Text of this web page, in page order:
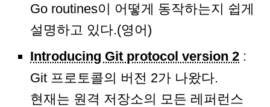
Go routines이 어떻게 동작하는지 쉽게
설명하고 있다.(영어)
Introducing Git protocol version 2 :
Git 프로토콜의 버전 2가 나왔다.
현재는 원격 저장소의 모든 레퍼런스